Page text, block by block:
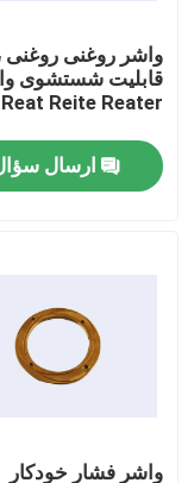
کنترل کیفیت
با ما تماس بگیرید
بلبرینگ خود
بلبرینگ آستین خود
واشر روغنی روغنی
قابلیت شستشوی
Reat Reite Reater
ارسال
واشر فشار خودکار